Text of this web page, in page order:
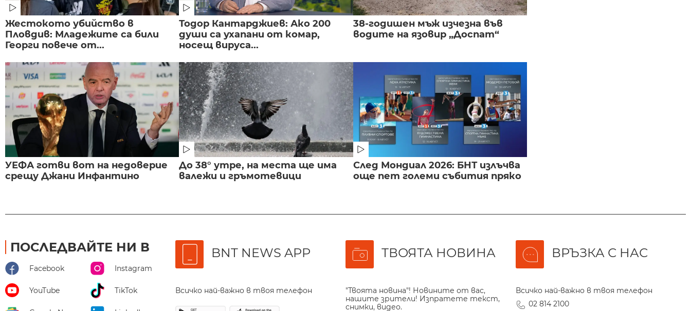
Жестокото убийство в
Пловдив: Младежите са били
Георги повече от...
Тодор Кантарджиев: Ако 200
души са ухапани от комар,
носещ вируса...
38-годишен мъж изчезна във
водите на язовир „Доспат“
УЕФА готви вот на недоверие
срещу Джани Инфантино
До 38° утре, на места ще има
валежи и гръмотевици
След Мондиал 2026: БНТ излъчва
още пет големи събития пряко
ПОСЛЕДВАЙТЕ НИ В
Facebook Instagram
YouTube TikTok
BNT NEWS APP
Всичко най-важно в твоя телефон
ТВОЯТА НОВИНА
"Твоята новина"! Новините от вас,
нашите зрители! Изпратете текст,
снимки, видео.
ВРЪЗКА С НАС
Всичко най-важно в твоя телефон
02 814 2100